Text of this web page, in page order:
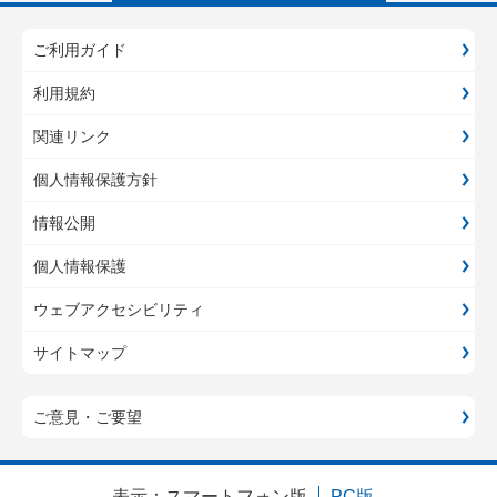
ご利用ガイド
利用規約
関連リンク
個人情報保護方針
情報公開
個人情報保護
ウェブアクセシビリティ
サイトマップ
ご意見・ご要望